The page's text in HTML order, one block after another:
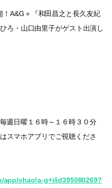
A&G＋『和田昌之と長久友紀
ろ・山口由里子がゲスト出演し
週日曜１６時～１６時３０分
スマホアプリでご視聴くださ
chao!a-g+i/id395080269?